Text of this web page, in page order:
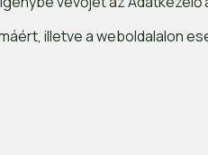
illetve a weboldalalon